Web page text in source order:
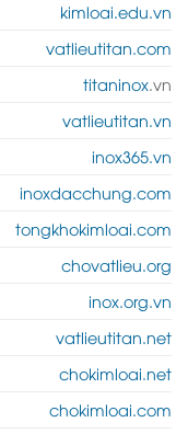
kimloai.edu.vn
vatlieutitan.com
titaninox.vn
vatlieutitan.vn
inox365.vn
inoxdacchung.com
tongkhokimloai.com
chovatlieu.org
inox.org.vn
vatlieutitan.net
chokimloai.net
chokimloai.com